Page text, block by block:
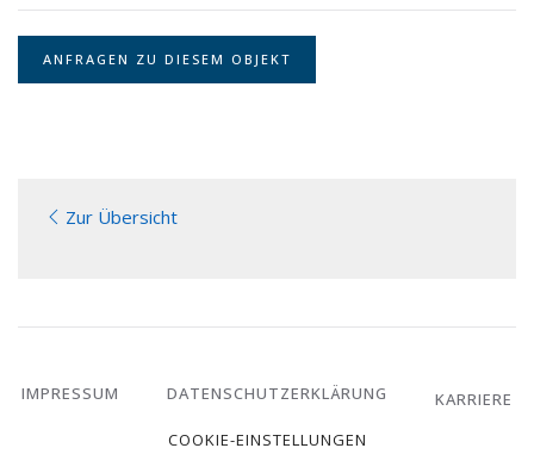
ANFRAGEN ZU DIESEM OBJEKT
Zur Übersicht
IMPRESSUM DATENSCHUTZERKLÄRUNG
KARRIERE
COOKIE-EINSTELLUNGEN